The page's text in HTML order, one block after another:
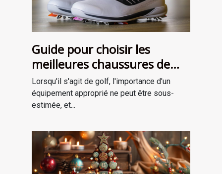
Guide pour choisir les
meilleures chaussures de
golf adaptées à votre style
de jeu
Lorsqu'il s'agit de golf, l'importance d'un
équipement approprié ne peut être sous-
estimée, et...